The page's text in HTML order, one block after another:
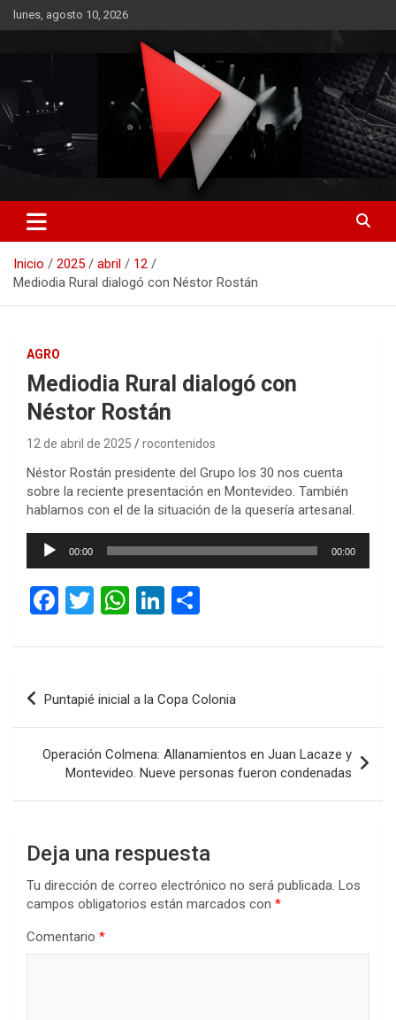
Saltar
al
lunes, agosto 10, 2026
RO CONTENIDOS
Inicio 2025 abril
12
Mediodia Rural dialogó con Néstor Rostán
AGRO
Mediodia Rural dialogó con
Néstor Rostán
12 de abril de 2025 rocontenidos
Néstor Rostán presidente del Grupo los 30 nos cuenta
sobre la reciente presentación en Montevideo. También
hablamos con el de la situación de la quesería artesanal.
Reproductor
00:00 00:00
F
ce
o
k
T
tt
W
at
A
p
Li
ke
n
m
ar
tir
Navegación
de
Puntapié inicial a la Copa Colonia
Operación Colmena: Allanamientos en Juan Lacaze y
Montevideo. Nueve personas fueron condenadas
Deja una respuesta
Tu dirección de correo electrónico no será publicada. Los
campos obligatorios están marcados con *
Comentario *